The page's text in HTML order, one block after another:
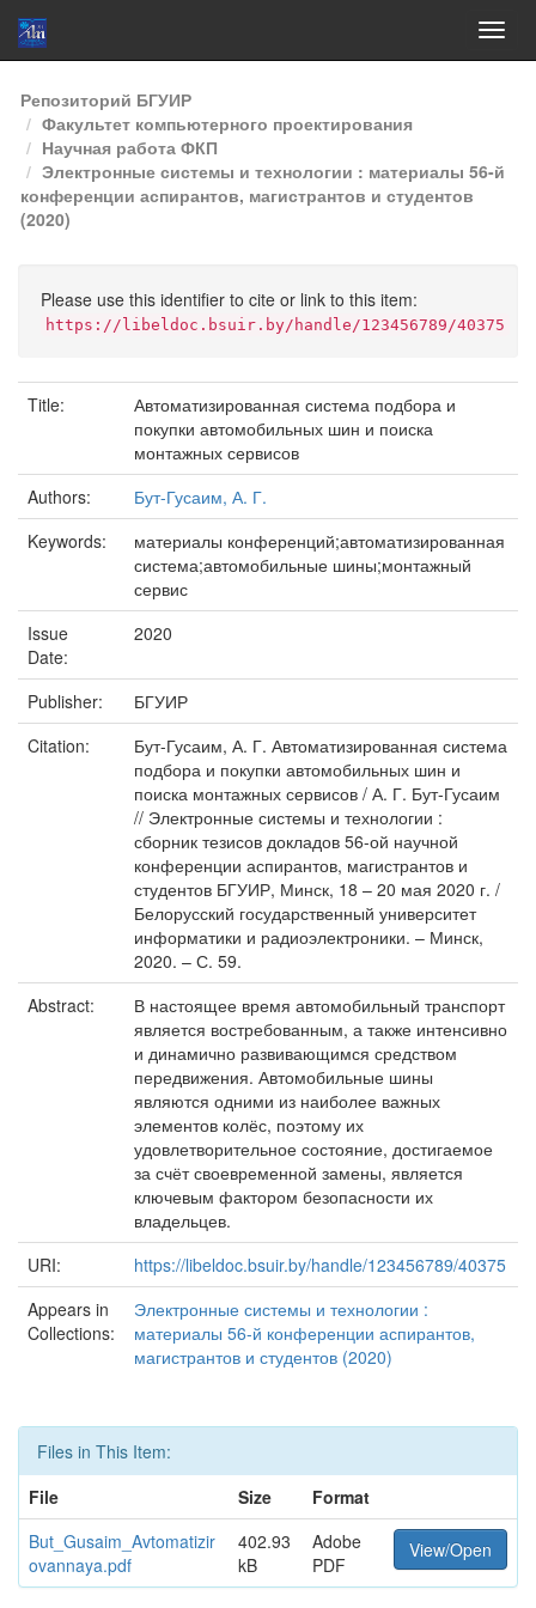
Skip
navigation
Репозиторий БГУИР
Факультет компьютерного проектирования
Научная работа ФКП
Электронные системы и технологии : материалы 56-й
конференции аспирантов, магистрантов и студентов
(2020)
Please use this identifier to cite or link to this item:
https://libeldoc.bsuir.by/handle/123456789/40375
Title:
Автоматизированная система подбора и
покупки автомобильных шин и поиска
монтажных сервисов
Authors:
Бут-Гусаим, А. Г.
Keywords:
материалы конференций;автоматизированная
система;автомобильные шины;монтажный
сервис
Issue
Date:
2020
Publisher:
БГУИР
Citation:
Бут-Гусаим, А. Г. Автоматизированная система
подбора и покупки автомобильных шин и
поиска монтажных сервисов / А. Г. Бут-Гусаим
// Электронные системы и технологии :
сборник тезисов докладов 56-ой научной
конференции аспирантов, магистрантов и
студентов БГУИР, Минск, 18 – 20 мая 2020 г. /
Белорусский государственный университет
информатики и радиоэлектроники. – Минск,
2020. – С. 59.
Abstract:
В настоящее время автомобильный транспорт
является востребованным, а также интенсивно
и динамично развивающимся средством
передвижения. Автомобильные шины
являются одними из наиболее важных
элементов колёс, поэтому их
удовлетворительное состояние, достигаемое
за счёт своевременной замены, является
ключевым фактором безопасности их
владельцев.
URI:
https://libeldoc.bsuir.by/handle/123456789/40375
Appears in
Collections:
Электронные системы и технологии :
материалы 56-й конференции аспирантов,
магистрантов и студентов (2020)
Files in This Item:
File
Size
Format
But_Gusaim_Avtomatizir
ovannaya.pdf
402.93
kB
Adobe
PDF
View/Open